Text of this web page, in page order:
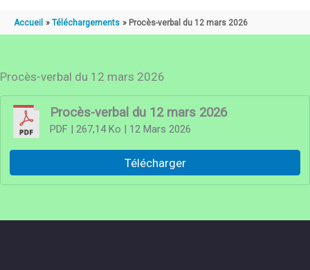
Accueil Téléchargements Procès-verbal du 12 mars 2026
Procès-verbal du 12 mars 2026
Procès-verbal du 12 mars 2026
PDF| 267,14 Ko | 12 Mars 2026
Télécharger